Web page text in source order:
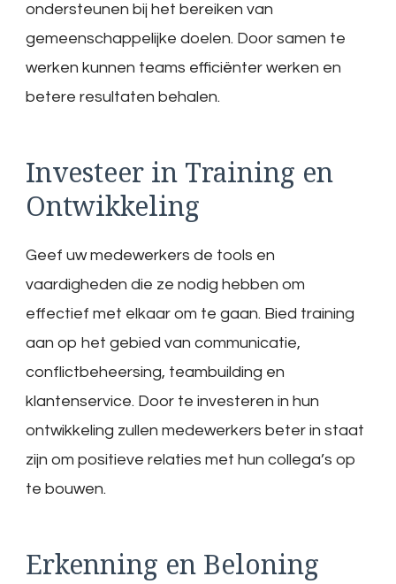
ondersteunen bij het bereiken van
gemeenschappelijke doelen. Door samen te
werken kunnen teams efficiënter werken en
betere resultaten behalen.
Investeer in Training en
Ontwikkeling
Geef uw medewerkers de tools en
vaardigheden die ze nodig hebben om
effectief met elkaar om te gaan. Bied training
aan op het gebied van communicatie,
conflictbeheersing, teambuilding en
klantenservice. Door te investeren in hun
ontwikkeling zullen medewerkers beter in staat
zijn om positieve relaties met hun collega’s op
te bouwen.
Erkenning en Beloning